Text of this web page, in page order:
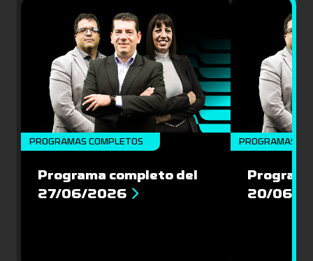
PROGRAMAS COMPLETOS
Programa completo del
27/06/2026
PROGRAMAS
20/06/